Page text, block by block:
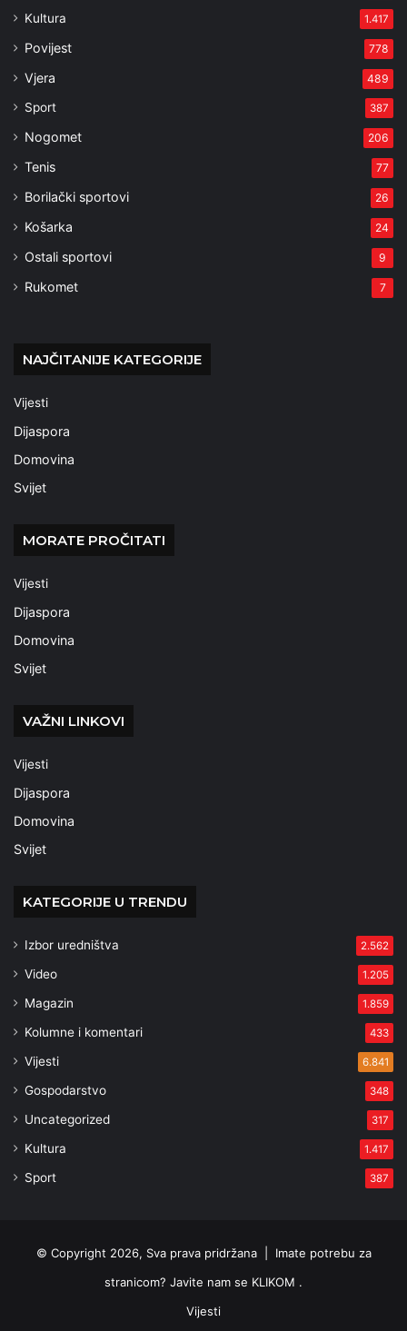
Kultura 1.417
Povijest 778
Vjera 489
Sport 387
Nogomet 206
Tenis 77
Borilački sportovi 26
Košarka 24
Ostali sportovi 9
Rukomet 7
NAJČITANIJE KATEGORIJE
Vijesti
Dijaspora
Domovina
Svijet
MORATE PROČITATI
Vijesti
Dijaspora
Domovina
Svijet
VAŽNI LINKOVI
Vijesti
Dijaspora
Domovina
Svijet
KATEGORIJE U TRENDU
Izbor uredništva 2.562
Video 1.205
Magazin 1.859
Kolumne i komentari 433
Vijesti 6.841
Gospodarstvo 348
Uncategorized 317
Kultura 1.417
Sport 387
© Copyright 2026, Sva prava pridržana | Imate potrebu za
stranicom? Javite nam se KLIKOM .
Vijesti